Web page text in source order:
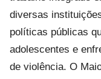
diversas
políticas públicas
adolescentes e
de violência. O